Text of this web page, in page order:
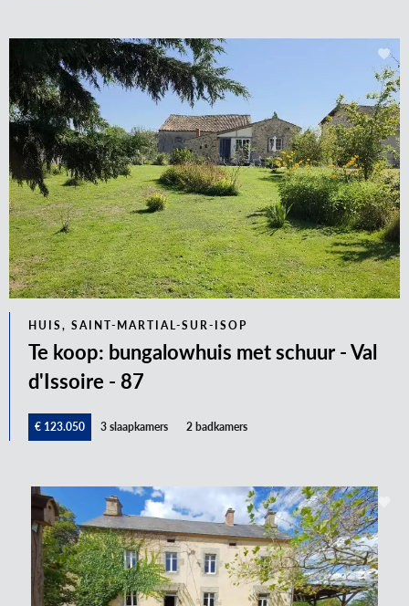
HUIS, SAINT-MARTIAL-SUR-ISOP
Te koop: bungalowhuis met schuur - Val
d'Issoire - 87
€ 123.050 3 slaapkamers 2 badkamers